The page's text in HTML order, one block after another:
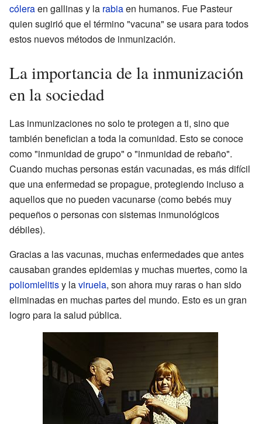
cóleraen gallinas y la rabiaen humanos. Fue Pasteur
quien sugirió que el término "vacuna" se usara para todos
estos nuevos métodos de inmunización.
La importancia de la inmunización
en la sociedad
Las inmunizaciones no solo te protegen a ti, sino que
también benefician a toda la comunidad. Esto se conoce
como "inmunidad de grupo" o "inmunidad de rebaño".
Cuando muchas personas están vacunadas, es más difícil
que una enfermedad se propague, protegiendo incluso a
aquellos que no pueden vacunarse (como bebés muy
pequeños o personas con sistemas inmunológicos
débiles).
Gracias a las vacunas, muchas enfermedades que antes
causaban grandes epidemias y muchas muertes, como la
poliomielitisy laviruela, son ahora muy raras o han sido
eliminadas en muchas partes del mundo. Esto es un gran
logro para la salud pública.